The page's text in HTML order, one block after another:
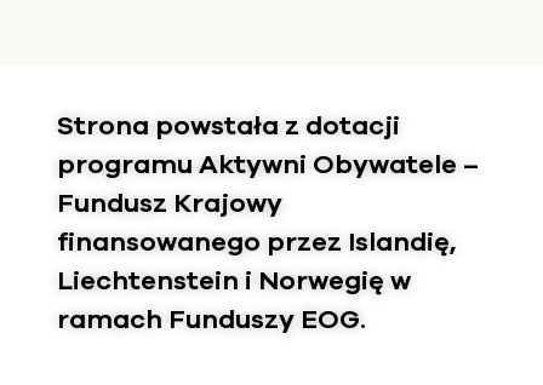
Strona powstała z dotacji
programu Aktywni Obywatele –
Fundusz Krajowy
finansowanego przez Islandię,
Liechtenstein i Norwegię w
ramach Funduszy EOG.